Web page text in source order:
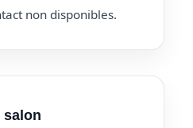
non disponibles.
salon